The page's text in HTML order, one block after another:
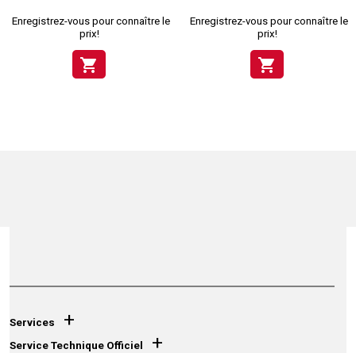
Enregistrez-vous pour connaître le
prix!
shopping_cart
Enregistrez-vous pour connaître le
prix!
shopping_cart
Services +
Service Technique Officiel +